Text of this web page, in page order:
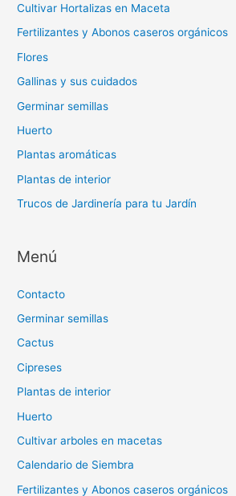
Cultivar Hortalizas en Maceta
Fertilizantes y Abonos caseros orgánicos
Flores
Gallinas y sus cuidados
Germinar semillas
Huerto
Plantas aromáticas
Plantas de interior
Trucos de Jardinería para tu Jardín
Menú
Contacto
Germinar semillas
Cactus
Cipreses
Plantas de interior
Huerto
Cultivar arboles en macetas
Calendario de Siembra
Fertilizantes y Abonos caseros orgánicos